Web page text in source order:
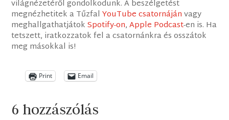
világnézetéről gondolkodunk. A beszélgetést
megnézhetitek a TűzfalYouTube csatornájánvagy
meghallgathatjátokSpotify-on,Apple Podcast-en is. Ha
tetszett, iratkozzatok fel a csatornánkra és osszátok
meg másokkal is!
Print Email
6 hozzászólás